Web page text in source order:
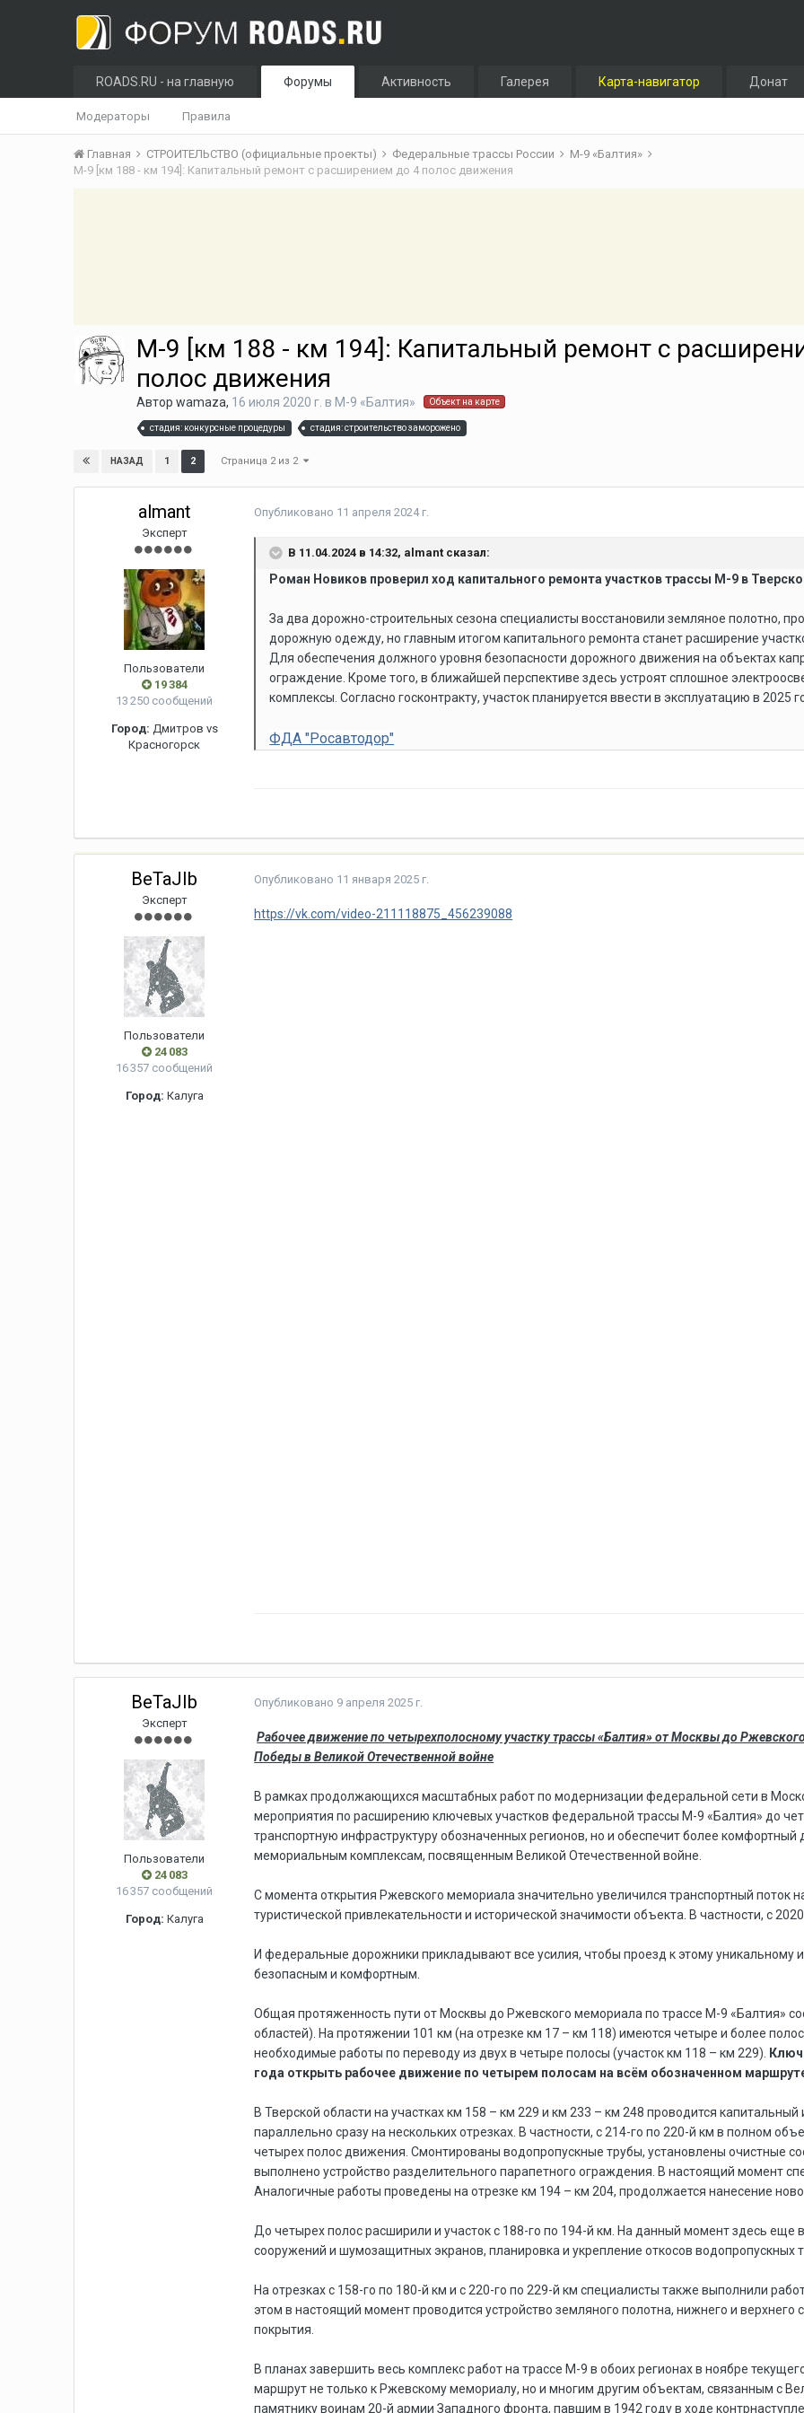
ROADS.RU - на главную Форумы
Модераторы Правила
Активность Галерея Карта-навигатор Донат
Главная СТРОИТЕЛЬСТВО (официальные проекты) Федеральные трассы России
М-9 «Балтия»
М-9 [км 188 - км 194]: Капитальный ремонт с расширением до 4 полос движения
М-9 [км 188 - км 194]: Капитальный ремонт с
полос движения
Авторwamaza, 16 июля 2020 г. в М-9 «Балтия» Объект на карте
стадия: конкурсные процедуры стадия: строительство заморожено
НАЗАД 1 2 Страница 2 из 2
almant
Эксперт
Пользователи
19 384
13 250 сообщений
Город: Дмитров vs
Красногорск
Опубликовано 11 апреля 2024 г.
В 11.04.2024 в 14:32, almant сказал:
Роман Новиков проверил ход капитального ремонта участков трассы М-9 в
За два дорожно-строительных сезона специалисты восстановили земляное полотно,
дорожную одежду, но главным итогом капитального ремонта станет расширение
Для обеспечения должного уровня безопасности дорожного движения на объектах
ограждение. Кроме того, в ближайшей перспективе здесь устроят сплошное
комплексы. Согласно госконтракту, участок планируется ввести в эксплуатацию в 2025
ФДА "Росавтодор"
BeTaJIb
Эксперт
Пользователи
24 083
16 357 сообщений
Город: Калуга
Опубликовано 11 января 2025 г.
https://vk.com/video-211118875_456239088
BeTaJIb
Эксперт
Пользователи
24 083
16 357 сообщений
Город: Калуга
Опубликовано 9 апреля 2025 г.
Рабочее движение по четырехполосному участку трассы «Балтия» от Москвы до
Победы в Великой Отечественной войне
В рамках продолжающихся масштабных работ по модернизации федеральной сети в
мероприятия по расширению ключевых участков федеральной трассы М-9 «Балтия» до
транспортную инфраструктуру обозначенных регионов, но и обеспечит более
мемориальным комплексам, посвященным Великой Отечественной войне.
С момента открытия Ржевского мемориала значительно увеличился транспортный поток
туристической привлекательности и исторической значимости объекта. В частности, с
И федеральные дорожники прикладывают все усилия, чтобы проезд к этому уникальному
безопасным и комфортным.
Общая протяженность пути от Москвы до Ржевского мемориала по трассе М-9 «Балтия»
областей). На протяжении 101 км (на отрезке км 17 – км 118) имеются четыре и более
необходимые работы по переводу из двух в четыре полосы (участок км 118 – км 229).
года открыть рабочее движение по четырем полосам на всём обозначенном
В Тверской области на участках км 158 – км 229 и км 233 – км 248 проводится
параллельно сразу на нескольких отрезках. В частности, с 214-го по 220-й км в полном
четырех полос движения. Смонтированы водопропускные трубы, установлены очистные
выполнено устройство разделительного парапетного ограждения. В настоящий момент
Аналогичные работы проведены на отрезке км 194 – км 204, продолжается нанесение
До четырех полос расширили и участок с 188-го по 194-й км. На данный момент здесь еще
сооружений и шумозащитных экранов, планировка и укрепление откосов водопропускных
На отрезках с 158-го по 180-й км и с 220-го по 229-й км специалисты также выполнили
этом в настоящий момент проводится устройство земляного полотна, нижнего и верхнего
покрытия.
В планах завершить весь комплекс работ на трассе М-9 в обоих регионах в ноябре
маршрут не только к Ржевскому мемориалу, но и многим другим объектам, связанным с
памятнику воинам 20-й армии Западного фронта, павшим в 1942 году в ходе